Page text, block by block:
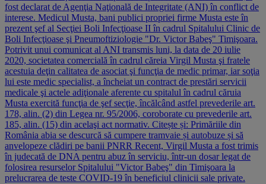
fost declarat de Agenţia Naţională de Integritate (ANI) în conflict de
interese. Medicul Musta, bani publici propriei firme Musta este în
prezent şef al Secţiei Boli Infecţioase II în cadrul Spitalului Clinic de
Boli Infecţioase şi Pneumoftiziologie "Dr. Victor Babeş" Timişoara.
Potrivit unui comunicat al ANI transmis luni, la data de 20 iulie
2020, societatea comercială în cadrul căreia Virgil Musta şi fratele
acestuia deţin calitatea de asociat şi funcţia de medic primar, iar soţia
lui este medic specialist, a încheiat un contract de prestări servicii
medicale şi actele adiţionale aferente cu spitalul în cadrul căruia
Musta exercită funcţia de şef secţie, încălcând astfel prevederile art.
178, alin. (2) din Legea nr. 95/2006, coroborate cu prevederile art.
185, alin. (15) din acelaşi act normativ. Citește și: Primăriile din
România abia se descurcă să cumpere tramvaie și autobuze și să
anvelopeze clădiri pe banii PNRR Recent, Virgil Musta a fost trimis
în judecată de DNA pentru abuz în serviciu, într-un dosar legat de
folosirea resurselor Spitalului "Victor Babeş" din Timişoara la
prelucrarea de teste COVID-19 în beneficiul clinicii sale private.